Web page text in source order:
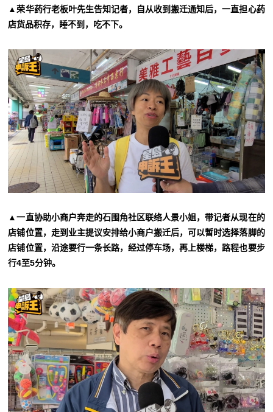
▲荣华药行老板叶先生告知记者，自从收到搬迁通知后，一直担心药
店货品积存，睡不到，吃不下。
▲一直协助小商户奔走的石围角社区联络人景小姐，带记者从现在的
店铺位置，走到业主提议安排给小商户搬迁后，可以暂时选择落脚的
店铺位置，沿途要行一条长路，经过停车场，再上楼梯，路程也要步
行4至5分钟。